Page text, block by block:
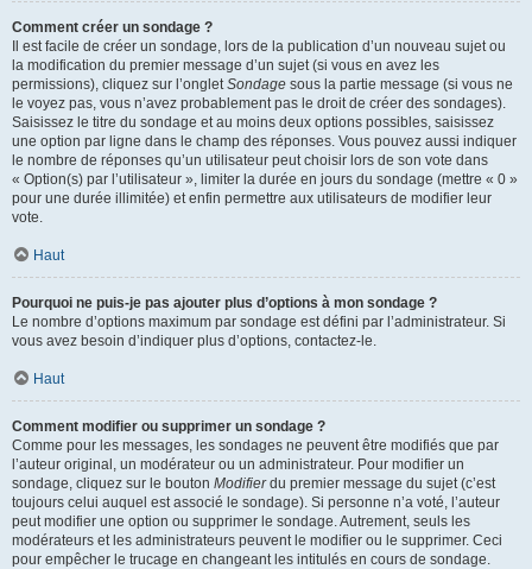
Comment créer un sondage ?
Il est facile de créer un sondage, lors de la publication d’un nouveau sujet ou
la modification du premier message d’un sujet (si vous en avez les
permissions), cliquez sur l’ongletSondage sous la partie message (si vous ne
le voyez pas, vous n’avez probablement pas le droit de créer des sondages).
Saisissez le titre du sondage et au moins deux options possibles, saisissez
une option par ligne dans le champ des réponses. Vous pouvez aussi indiquer
le nombre de réponses qu’un utilisateur peut choisir lors de son vote dans
« Option(s) par l’utilisateur », limiter la durée en jours du sondage (mettre « 0 »
pour une durée illimitée) et enfin permettre aux utilisateurs de modifier leur
vote.
Haut
Pourquoi ne puis-je pas ajouter plus d’options à mon sondage ?
Le nombre d’options maximum par sondage est défini par l’administrateur. Si
vous avez besoin d’indiquer plus d’options, contactez-le.
Haut
Comment modifier ou supprimer un sondage ?
Comme pour les messages, les sondages ne peuvent être modifiés que par
l’auteur original, un modérateur ou un administrateur. Pour modifier un
sondage, cliquez sur le bouton Modifierdu premier message du sujet (c’est
toujours celui auquel est associé le sondage). Si personne n’a voté, l’auteur
peut modifier une option ou supprimer le sondage. Autrement, seuls les
modérateurs et les administrateurs peuvent le modifier ou le supprimer. Ceci
pour empêcher le trucage en changeant les intitulés en cours de sondage.